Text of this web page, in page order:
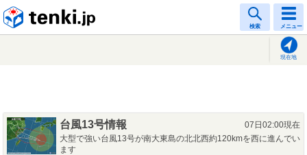
検索 メニュー
現在地
台風13号情報
07日02:00現在
大型で強い台風13号が南大東島の北北西約120kmを西に進んでい
ます